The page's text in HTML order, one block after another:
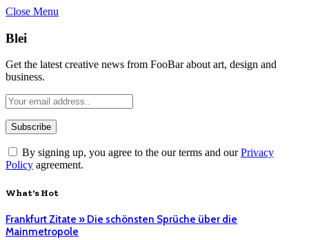
Close Menu
Blei
Get the latest creative news from FooBar about art, design and
business.
By signing up, you agree to the our terms and ourPrivacy
Policy agreement.
What's Hot
Frankfurt Zitate » Die schönsten Sprüche über die
Mainmetropole